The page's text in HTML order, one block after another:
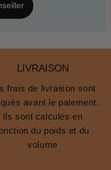
LIVRAISON
frais de livraison sont
avant le paiement.
Ils sont calculés en
du poids et du
volume